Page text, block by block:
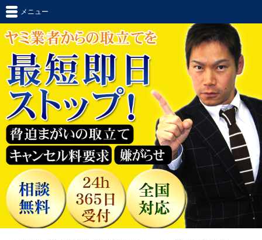
メニュー